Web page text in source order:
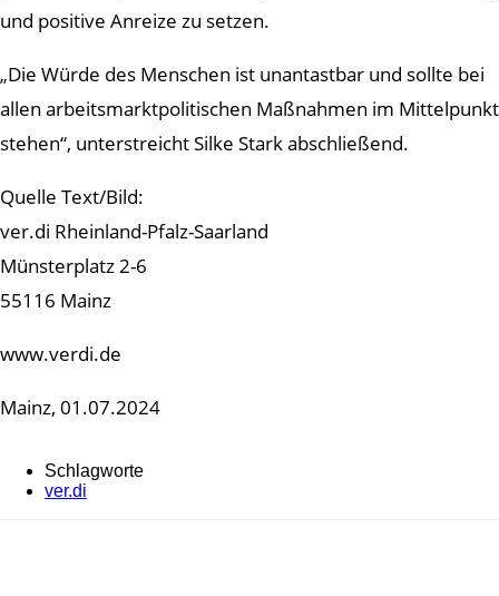
und positive Anreize zu setzen.
„Die Würde des Menschen ist unantastbar und sollte bei
allen arbeitsmarktpolitischen Maßnahmen im Mittelpunkt
stehen“, unterstreicht Silke Stark abschließend.
Quelle Text/Bild:
ver.di Rheinland-Pfalz-Saarland
Münsterplatz 2-6
55116 Mainz
www.verdi.de
Mainz, 01.07.2024
Schlagworte
ver.di